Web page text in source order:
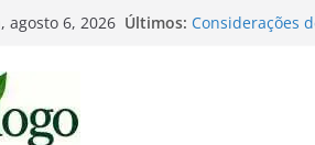
agosto 6, 2026 Últimos: Considerações